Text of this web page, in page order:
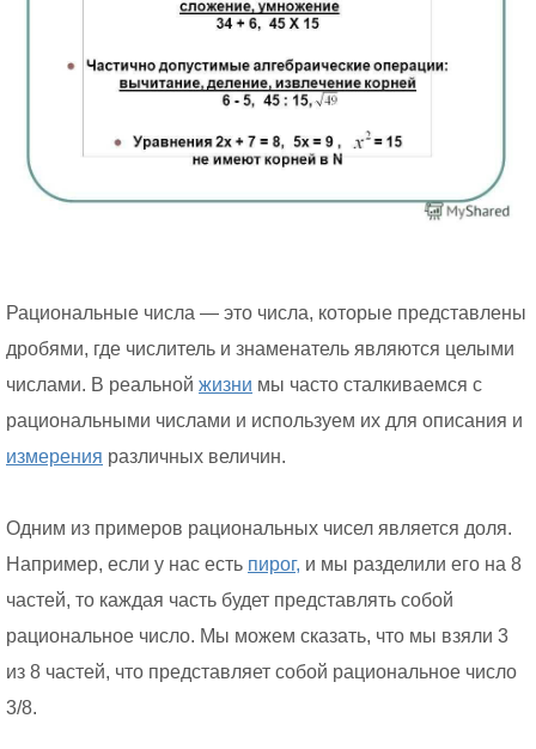
Рациональные числа — это числа, которые представлены
дробями, где числитель и знаменатель являются целыми
числами. В реальной жизни мы часто сталкиваемся с
рациональными числами и используем их для описания и
измерения различных величин.
Одним из примеров рациональных чисел является доля.
Например, если у нас есть пирог, и мы разделили его на 8
частей, то каждая часть будет представлять собой
рациональное число. Мы можем сказать, что мы взяли 3
из 8 частей, что представляет собой рациональное число
3/8.